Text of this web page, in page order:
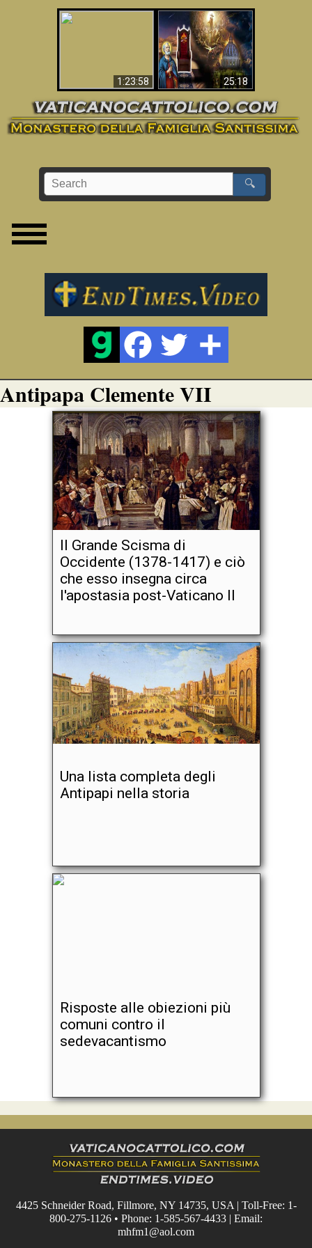
1:23:58 25:18
La Bibbia ha previsto
70 anni senza Papa?
🔍
Antipapa Clemente VII
Il Grande Scisma di
Occidente (1378-1417) e ciò
che esso insegna circa
l'apostasia post-Vaticano II
Una lista completa degli
Antipapi nella storia
Risposte alle obiezioni più
comuni contro il
sedevacantismo
4425 Schneider Road, Fillmore, NY 14735, USA | Toll-Free: 1-
800-275-1126 • Phone: 1-585-567-4433 | Email:
mhfm1@aol.com